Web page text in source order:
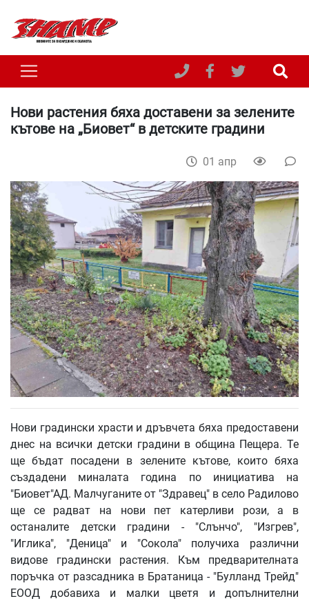
Нови растения бяха доставени за зелените
кътове на „Биовет“ в детските градини
01 апр
Нови градински храсти и дръвчета бяха предоставени
днес на всички детски градини в община Пещера. Те
ще бъдат посадени в зелените кътове, които бяха
създадени миналата година по инициатива на
"Биовет"АД. Малчуганите от "Здравец" в село Радилово
ще се радват на нови пет катерливи рози, а в
останалите детски градини - "Слънчо", "Изгрев",
"Иглика", "Деница" и "Сокола" получиха различни
видове градински растения. Към предварителната
поръчка от разсадника в Братаница - "Булланд Трейд"
ЕООД добавиха и малки цветя и допълнителни